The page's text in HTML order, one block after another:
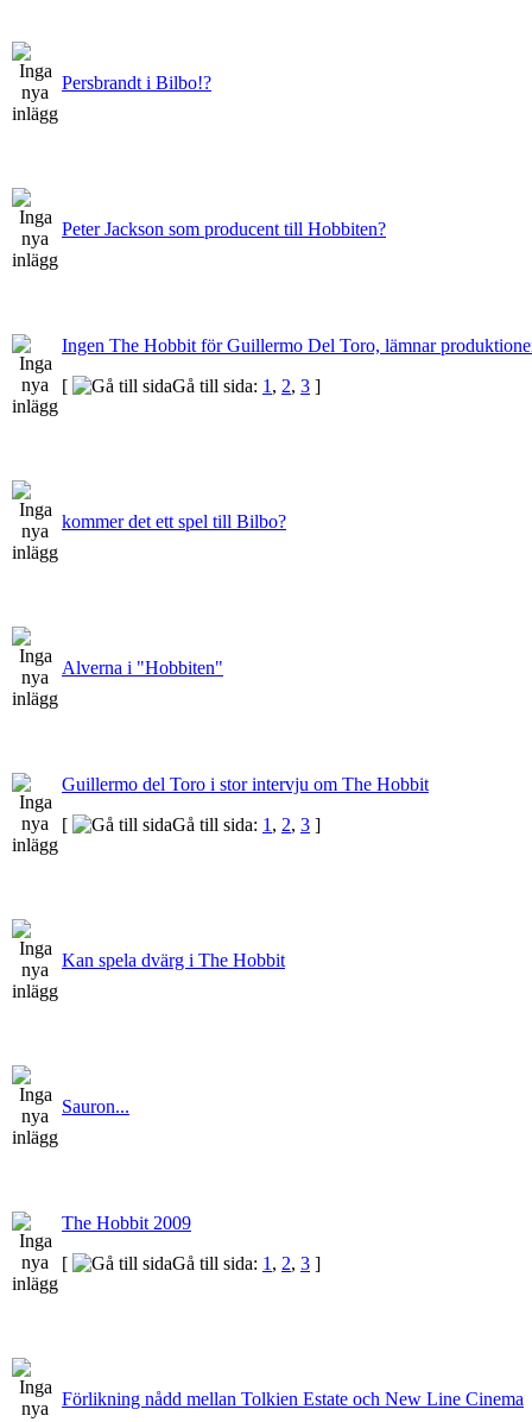
Persbrandt i Bilbo!?
Peter Jackson som producent till Hobbiten?
Ingen The Hobbit för Guillermo Del Toro, lämnar
[
Gå till sida: 1 , 2, 3 ]
kommer det ett spel till Bilbo?
Alverna i "Hobbiten"
Guillermo del Toro i stor intervju om The Hobbit
[
Gå till sida: 1 , 2, 3 ]
Kan spela dvärg i The Hobbit
Sauron...
The Hobbit 2009
[
Gå till sida: 1 , 2, 3 ]
Förlikning nådd mellan Tolkien Estate och New Line Cinema